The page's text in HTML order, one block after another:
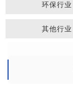
环保行业
其他行业